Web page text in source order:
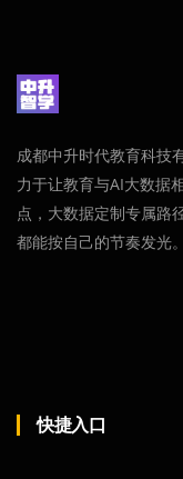
成都中升时代教育科技
力于让教育与AI大数据
点，大数据定制专属路
都能按自己的节奏发光。
快捷入口